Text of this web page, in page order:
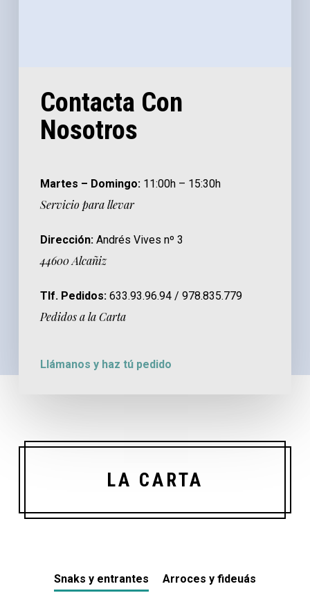
Contacta Con
Nosotros
Martes – Domingo: 11:00h – 15:30h
Servicio para llevar
Dirección: Andrés Vives nº 3
44600 Alcañiz
Tlf. Pedidos: 633.93.96.94 / 978.835.779
Pedidos a la Carta
Llámanos y haz tú pedido
LA CARTA
Snaks y entrantes Arroces y fideuás